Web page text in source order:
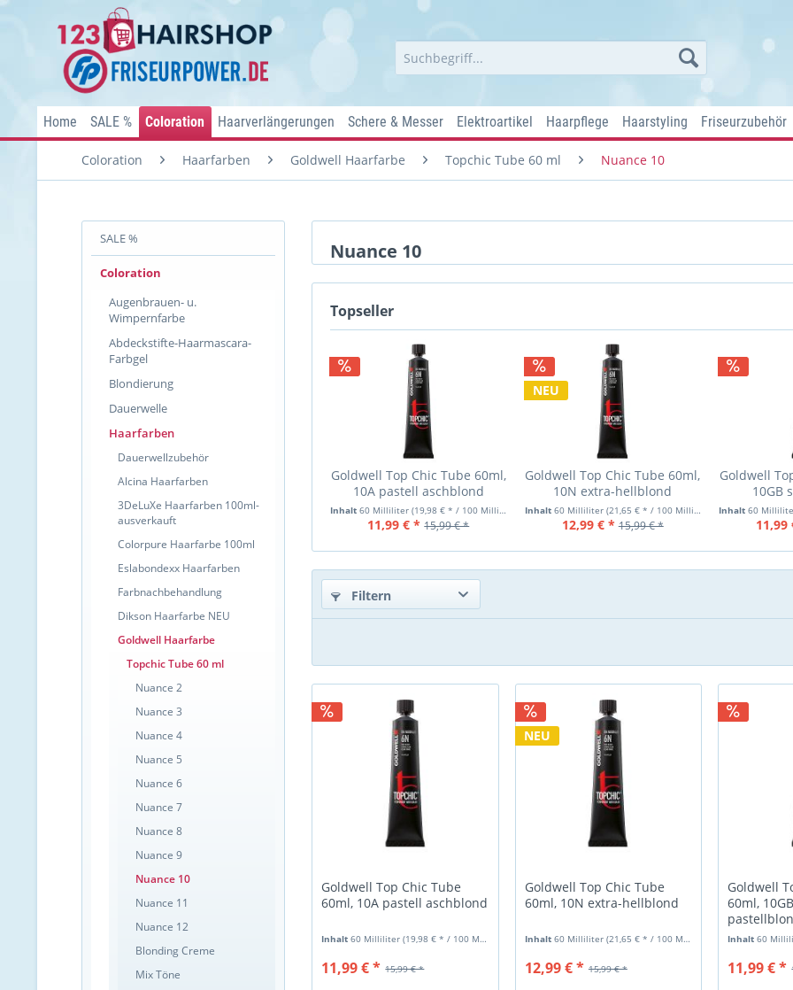
Home SALE % Coloration Haarverlängerungen Schere & Messer Elektroartikel Haarpflege Haarstyling Friseurzubehör
Coloration Haarfarben Goldwell Haarfarbe Topchic Tube 60 ml Nuance 10
SALE %
Coloration
Augenbrauen- u.
Wimpernfarbe
Abdeckstifte-Haarmascara-
Farbgel
Blondierung
Dauerwelle
Haarfarben
Dauerwellzubehör
Alcina Haarfarben
3DeLuXe Haarfarben 100ml-
ausverkauft
Colorpure Haarfarbe 100ml
Eslabondexx Haarfarben
Farbnachbehandlung
Dikson Haarfarbe NEU
Goldwell Haarfarbe
Topchic Tube 60 ml
Nuance 2
Nuance 3
Nuance 4
Nuance 5
Nuance 6
Nuance 7
Nuance 8
Nuance 9
Nuance 10
Nuance 11
Nuance 12
Blonding Creme
Mix Töne
Nuance 10
Topseller
Goldwell Top Chic Tube 60ml,
10A pastell aschblond
Inhalt 60 Milliliter (19,98 € * / 100 Milliliter)
11,99 € * 15,99 € *
NEU
Goldwell Top Chic Tube 60ml,
10N extra-hellblond
Inhalt 60 Milliliter (21,65 € * / 100 Milliliter)
12,99 € * 15,99 € *
Goldwell
10GB
Inhalt 60
11,99
Filtern
Goldwell Top Chic Tube
60ml, 10A pastell aschblond
Inhalt60 Milliliter(19,98 € * / 100 Milliliter)
15,99 € *
11,99 € *
NEU
Goldwell Top Chic Tube
60ml, 10N extra-hellblond
Inhalt 60 Milliliter (21,65 € * / 100 Milliliter)
15,99 € *
12,99 € *
Goldwell
60ml,
Inhalt60
11,99 € *